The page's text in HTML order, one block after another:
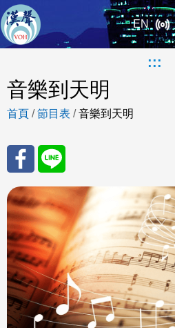
EN
:::
音樂到天明
首頁 /節目表 /音樂到天明
分享
至
Fac
eBo
ok
分享
至
Line